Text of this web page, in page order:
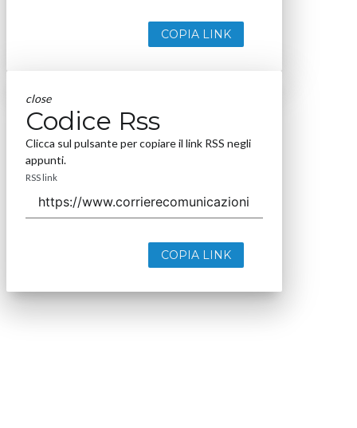
COPIA LINK
close
Codice Rss
Clicca sul pulsante per copiare il link RSS negli
appunti.
RSS link
COPIA LINK